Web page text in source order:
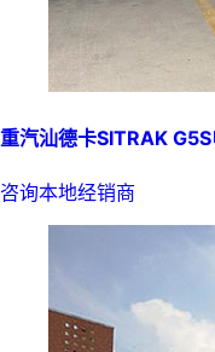
重汽汕德卡SITRAK
咨询本地经销商